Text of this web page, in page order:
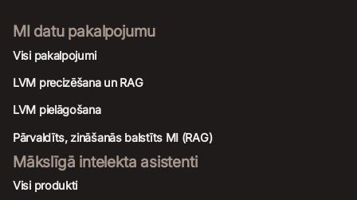
MI datu pakalpojumu
Visi pakalpojumi
LVM precizēšana un RAG
LVM pielāgošana
Pārvaldīts, zināšanās balstīts MI (RAG)
Mākslīgā intelekta asistenti
Visi produkti